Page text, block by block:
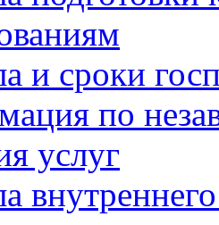
и сроки
по
услуг